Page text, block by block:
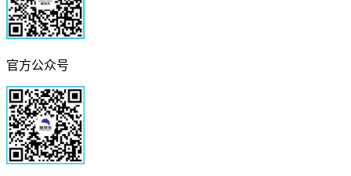
官方公众号